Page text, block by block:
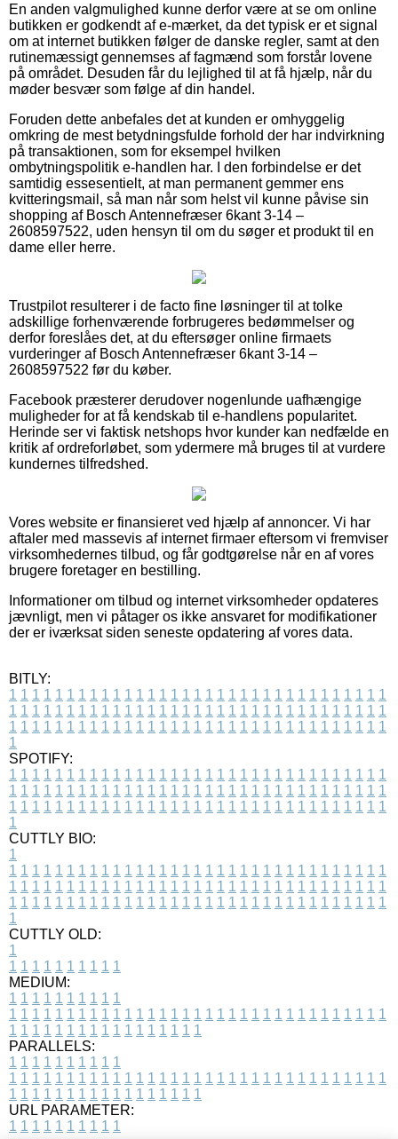
En anden valgmulighed kunne derfor være at se om online
butikken er godkendt af e-mærket, da det typisk er et signal
om at internet butikken følger de danske regler, samt at den
rutinemæssigt gennemses af fagmænd som forstår lovene
på området. Desuden får du lejlighed til at få hjælp, når du
møder besvær som følge af din handel.
Foruden dette anbefales det at kunden er omhyggelig
omkring de mest betydningsfulde forhold der har indvirkning
på transaktionen, som for eksempel hvilken
ombytningspolitik e-handlen har. I den forbindelse er det
samtidig essesentielt, at man permanent gemmer ens
kvitteringsmail, så man når som helst vil kunne påvise sin
shopping af Bosch Antennefræser 6kant 3-14 –
2608597522, uden hensyn til om du søger et produkt til en
dame eller herre.
Trustpilot resulterer i de facto fine løsninger til at tolke
adskillige forhenværende forbrugeres bedømmelser og
derfor foreslåes det, at du eftersøger online firmaets
vurderinger af Bosch Antennefræser 6kant 3-14 –
2608597522 før du køber.
Facebook præsterer derudover nogenlunde uafhængige
muligheder for at få kendskab til e-handlens popularitet.
Herinde ser vi faktisk netshops hvor kunder kan nedfælde en
kritik af ordreforløbet, som ydermere må bruges til at vurdere
kundernes tilfredshed.
Vores website er finansieret ved hjælp af annoncer. Vi har
aftaler med massevis af internet firmaer eftersom vi fremviser
virksomhedernes tilbud, og får godtgørelse når en af vores
brugere foretager en bestilling.
Informationer om tilbud og internet virksomheder opdateres
jævnligt, men vi påtager os ikke ansvaret for modifikationer
der er iværksat siden seneste opdatering af vores data.
BITLY:
1 1 1 1 1 1 1 1 1 1 1 1 1 1 1 1 1 1 1 1 1 1 1 1 1 1 1 1 1 1 1 1 1
1 1 1 1 1 1 1 1 1 1 1 1 1 1 1 1 1 1 1 1 1 1 1 1 1 1 1 1 1 1 1 1 1
1 1 1 1 1 1 1 1 1 1 1 1 1 1 1 1 1 1 1 1 1 1 1 1 1 1 1 1 1 1 1 1 1
1
SPOTIFY:
1 1 1 1 1 1 1 1 1 1 1 1 1 1 1 1 1 1 1 1 1 1 1 1 1 1 1 1 1 1 1 1 1
1 1 1 1 1 1 1 1 1 1 1 1 1 1 1 1 1 1 1 1 1 1 1 1 1 1 1 1 1 1 1 1 1
1 1 1 1 1 1 1 1 1 1 1 1 1 1 1 1 1 1 1 1 1 1 1 1 1 1 1 1 1 1 1 1 1
1
CUTTLY BIO:
1
1 1 1 1 1 1 1 1 1 1 1 1 1 1 1 1 1 1 1 1 1 1 1 1 1 1 1 1 1 1 1 1 1
1 1 1 1 1 1 1 1 1 1 1 1 1 1 1 1 1 1 1 1 1 1 1 1 1 1 1 1 1 1 1 1 1
1 1 1 1 1 1 1 1 1 1 1 1 1 1 1 1 1 1 1 1 1 1 1 1 1 1 1 1 1 1 1 1 1
1
CUTTLY OLD:
1
1 1 1 1 1 1 1 1 1 1
MEDIUM:
1 1 1 1 1 1 1 1 1 1
1 1 1 1 1 1 1 1 1 1 1 1 1 1 1 1 1 1 1 1 1 1 1 1 1 1 1 1 1 1 1 1 1
1 1 1 1 1 1 1 1 1 1 1 1 1 1 1 1 1
PARALLELS:
1 1 1 1 1 1 1 1 1 1
1 1 1 1 1 1 1 1 1 1 1 1 1 1 1 1 1 1 1 1 1 1 1 1 1 1 1 1 1 1 1 1 1
1 1 1 1 1 1 1 1 1 1 1 1 1 1 1 1 1
URL PARAMETER:
1 1 1 1 1 1 1 1 1 1